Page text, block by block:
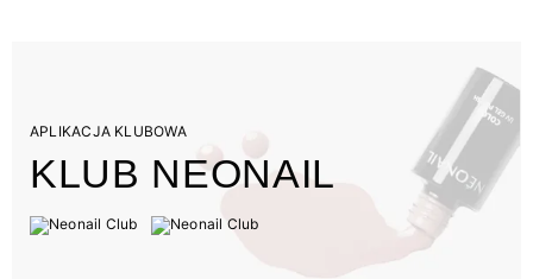
APLIKACJA KLUBOWA
KLUB NEONAIL